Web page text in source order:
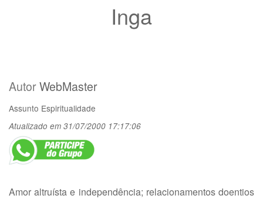
Inga
AutorWebMaster
Assunto Espiritualidade
Atualizado em 31/07/2000 17:17:06
Amor altruísta e independência; relacionamentos doentios